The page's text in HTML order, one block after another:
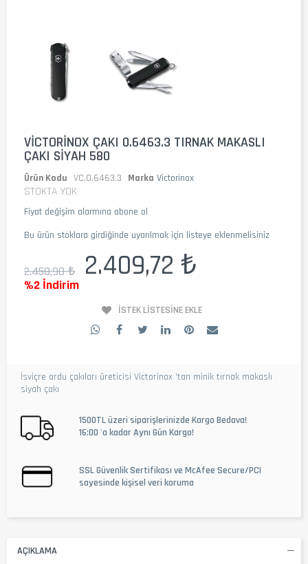
VICTORINOX ÇAKI 0.6463.3 TIRNAK MAKASLI
ÇAKI SIYAH 580
Ürün Kodu VC.0.6463.3 Marka Victorinox
STOKTA YOK
Fiyat değişim alarmına abone ol
Bu ürün stoklara girdiğinde uyarılmak için listeye eklenmelisiniz
2.458,90 ₺ 2.409,72 ₺
%2 İndirim
İSTEK LISTESINE EKLE
İsviçre ordu çakıları üreticisi Victorinox 'tan minik tırnak makaslı
siyah çakı
1500TL üzeri siparişlerinizde Kargo Bedava!
16:00 'a kadar Aynı Gün Kargo!
SSL Güvenlik Sertifikası ve McAfee Secure/PCI
sayesinde kişisel veri koruma
AÇIKLAMA